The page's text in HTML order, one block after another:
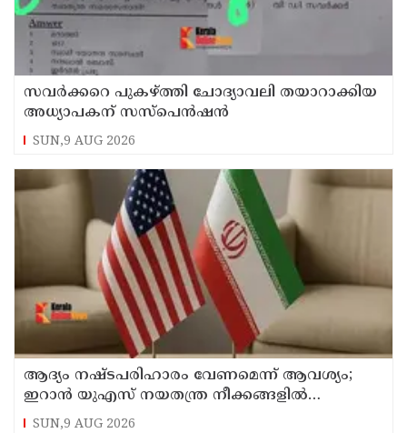
സവര്‍ക്കറെ പുകഴ്ത്തി ചോദ്യാവലി തയാറാക്കിയ
അധ്യാപകന് സസ്‌പെന്‍ഷന്‍
SUN,9 AUG 2026
ആദ്യം നഷ്ടപരിഹാരം വേണമെന്ന് ആവശ്യം;
ഇറാന്‍ യുഎസ് നയതന്ത്ര നീക്കങ്ങളില്‍
അനിശ്ചിതത്വം
SUN,9 AUG 2026